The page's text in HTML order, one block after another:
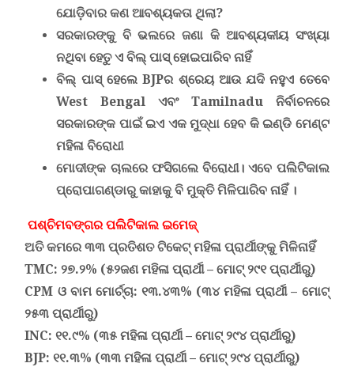
ଯୋଡ଼ିବାର କଣ ଆବଶ୍ୟକତା ଥିଲା?
ସରକାରଙ୍କୁ ବି ଭଲରେ ଜଣା କି ଆବଶ୍ୟକୀୟ ସଂଖ୍ୟା
ନଥିବା ହେତୁ ଏ ବିଲ୍ ପାସ୍ ହୋଇପାରିବ ନାହିଁ
ବିଲ୍ ପାସ୍ ହେଲେBJPର ଶ୍ରେୟ ଆଉ ଯଦି ନହୁଏ ତେବେ
West Bengal ଏବଂTamilnaduନିର୍ବାଚନରେ
ସରକାରଙ୍କ ପାଇଁ ଇଏ ଏକ ମୁଦ୍ଧା ହେବ କି ଇଣ୍ଡି ମେଣ୍ଟ
ମହିଳା ବିରୋଧୀ
ମୋଦୀଙ୍କ ଚାଲରେ ଫସିଗଲେ ବିରୋଧୀ। ଏବେ ପଲିଟିକାଲ
ପ୍ରୋପାଗଣ୍ଡାରୁ କାହାକୁ ବି ମୁକ୍ତି ମିଳିପାରିବ ନାହିଁ ।
ପଶ୍ଚିମବଙ୍ଗର ପଲିଟିକାଲ ଇମେଜ୍
ଅତି କମରେ ୩୩ ପ୍ରତିଶତ ଟିକେଟ୍ ମହିଳା ପ୍ରାର୍ଥୀଙ୍କୁ ମିଳିନାହିଁ
TMC: ୨୭.୨% (୫୨ଜଣ ମହିଳା ପ୍ରାର୍ଥୀ–ମୋଟ୍ ୨୯୧ ପ୍ରାର୍ଥୀରୁ)
CPM ଓ ବାମ ମୋର୍ଚ୍ଚା: ୧୩.୪୩% (୩୪ ମହିଳା ପ୍ରାର୍ଥୀ– ମୋଟ୍
୨୫୩ ପ୍ରାର୍ଥୀରୁ)
INC: ୧୧.୯% (୩୫ ମହିଳା ପ୍ରାର୍ଥୀ–ମୋଟ୍ ୨୯୪ ପ୍ରାର୍ଥୀରୁ)
BJP: ୧୧.୩% (୩୩ ମହିଳା ପ୍ରାର୍ଥୀ–ମୋଟ୍ ୨୯୪ ପ୍ରାର୍ଥୀରୁ)